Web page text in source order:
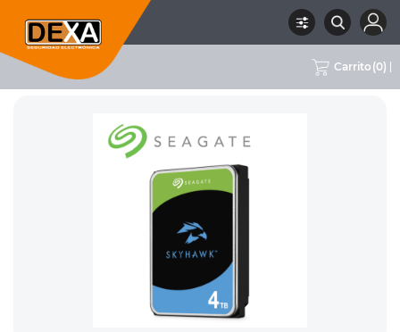
Carrito (0)
RUBRO 11 ALMACENAMIENTO SEAGATE